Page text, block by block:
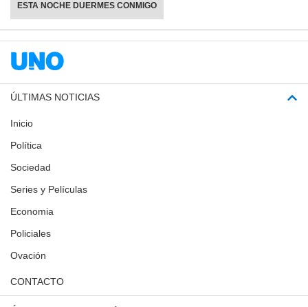
ESTA NOCHE DUERMES CONMIGO
ÚLTIMAS NOTICIAS
Inicio
Política
Sociedad
Series y Películas
Economia
Policiales
Ovación
CONTACTO